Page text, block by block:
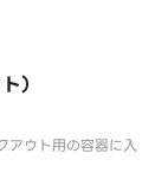
）
アウト用の容器に入